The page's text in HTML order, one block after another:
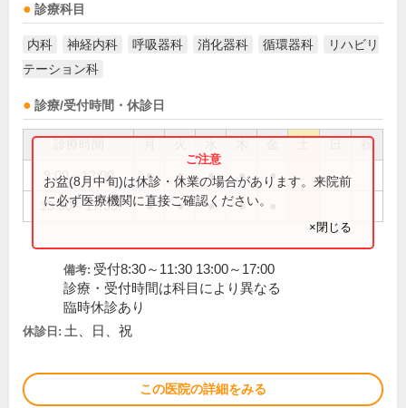
診療科目
内科 神経内科 呼吸器科 消化器科 循環器科
リハビリ
テーション科
診療/受付時間・休診日
祝
9:00～12:00 ● ● ● ● ●
13:30～17:30 ● ● ● ●
お盆(8月中旬)は休診・休業の場合があります。来院前
に必ず医療機関に直接ご確認ください。
×閉じる
備考: 受付8:30～11:30 13:00～17:00
診療・受付時間は科目により異なる
臨時休診あり
休診日: 土、日、祝
この医院の詳細をみる